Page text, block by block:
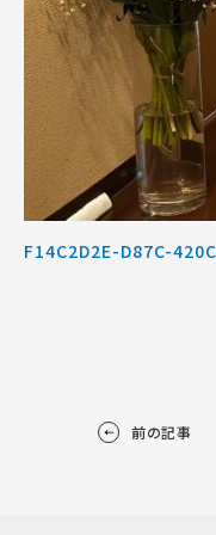
F14C2D2E-D87C-
前の記事